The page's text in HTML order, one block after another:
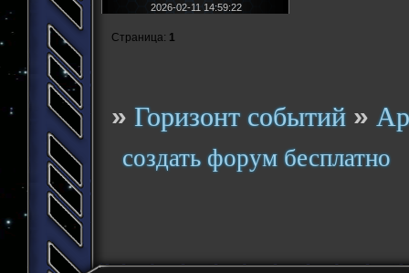
2026-02-11 14:59:22
Страница: 1
»Горизонт событий »
создать форум бесплатно